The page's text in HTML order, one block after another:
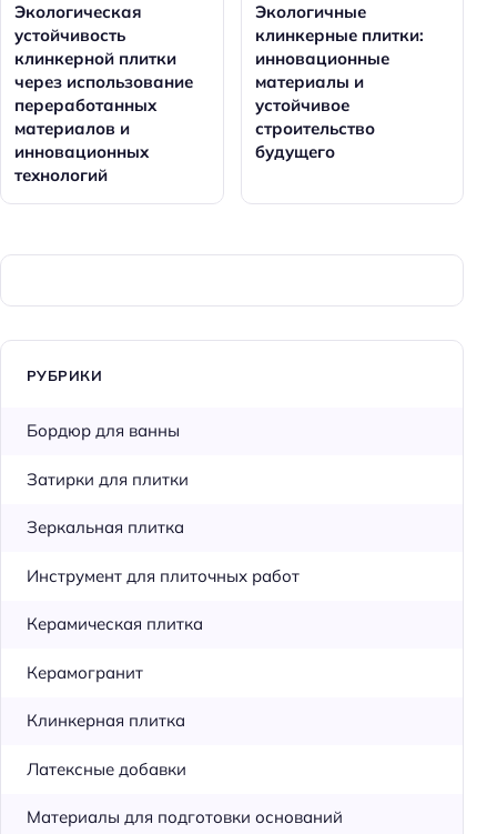
Экологическая
устойчивость
клинкерной плитки
через использование
переработанных
материалов и
инновационных
технологий
Экологичные
клинкерные плитки:
инновационные
материалы и
устойчивое
строительство
будущего
РУБРИКИ
Бордюр для ванны
Затирки для плитки
Зеркальная плитка
Инструмент для плиточных работ
Керамическая плитка
Керамогранит
Клинкерная плитка
Латексные добавки
Материалы для подготовки оснований